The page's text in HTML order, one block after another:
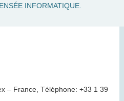
INFORMATIQUE.
– France, Téléphone: +33 1 39